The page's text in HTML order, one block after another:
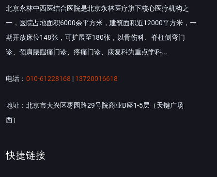
北京永林中西医结合医院是北京永林医疗旗下核心医疗机构之
一，医院占地面积6000余平方米，建筑面积近12000平方米，一
期开放床位148张，可扩展至180张，以骨伤科、脊柱侧弯门
诊、颈肩腰腿痛门诊、疼痛门诊、康复科为重点学科...
电话： 010-61228168 | 13720016618
地址：北京市大兴区枣园路29号院商业B座1-5层（天键广场
西）
快捷链接